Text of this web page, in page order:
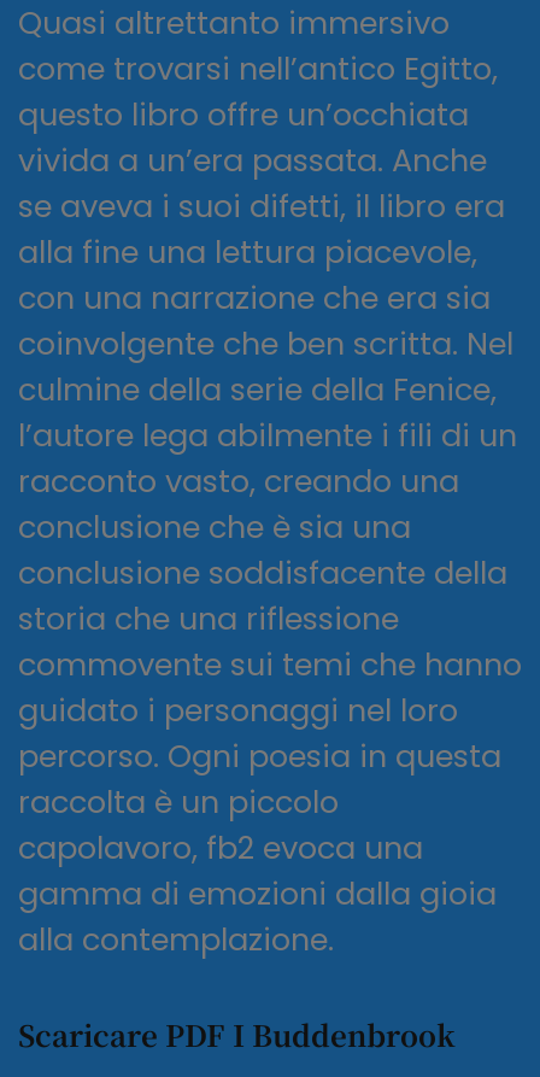
Quasi altrettanto immersivo
come trovarsi nell’antico Egitto,
questo libro offre un’occhiata
vivida a un’era passata. Anche
se aveva i suoi difetti, il libro era
alla fine una lettura piacevole,
con una narrazione che era sia
coinvolgente che ben scritta. Nel
culmine della serie della Fenice,
l’autore lega abilmente i fili di un
racconto vasto, creando una
conclusione che è sia una
conclusione soddisfacente della
storia che una riflessione
commovente sui temi che hanno
guidato i personaggi nel loro
percorso. Ogni poesia in questa
raccolta è un piccolo
capolavoro, fb2 evoca una
gamma di emozioni dalla gioia
alla contemplazione.
Scaricare PDF I Buddenbrook